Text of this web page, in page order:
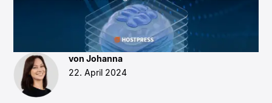
von Johanna
22. April 2024